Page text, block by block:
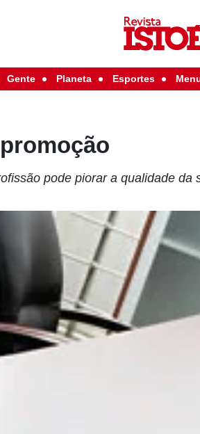
Gente Planeta Esportes
pode piorar a qualidade da